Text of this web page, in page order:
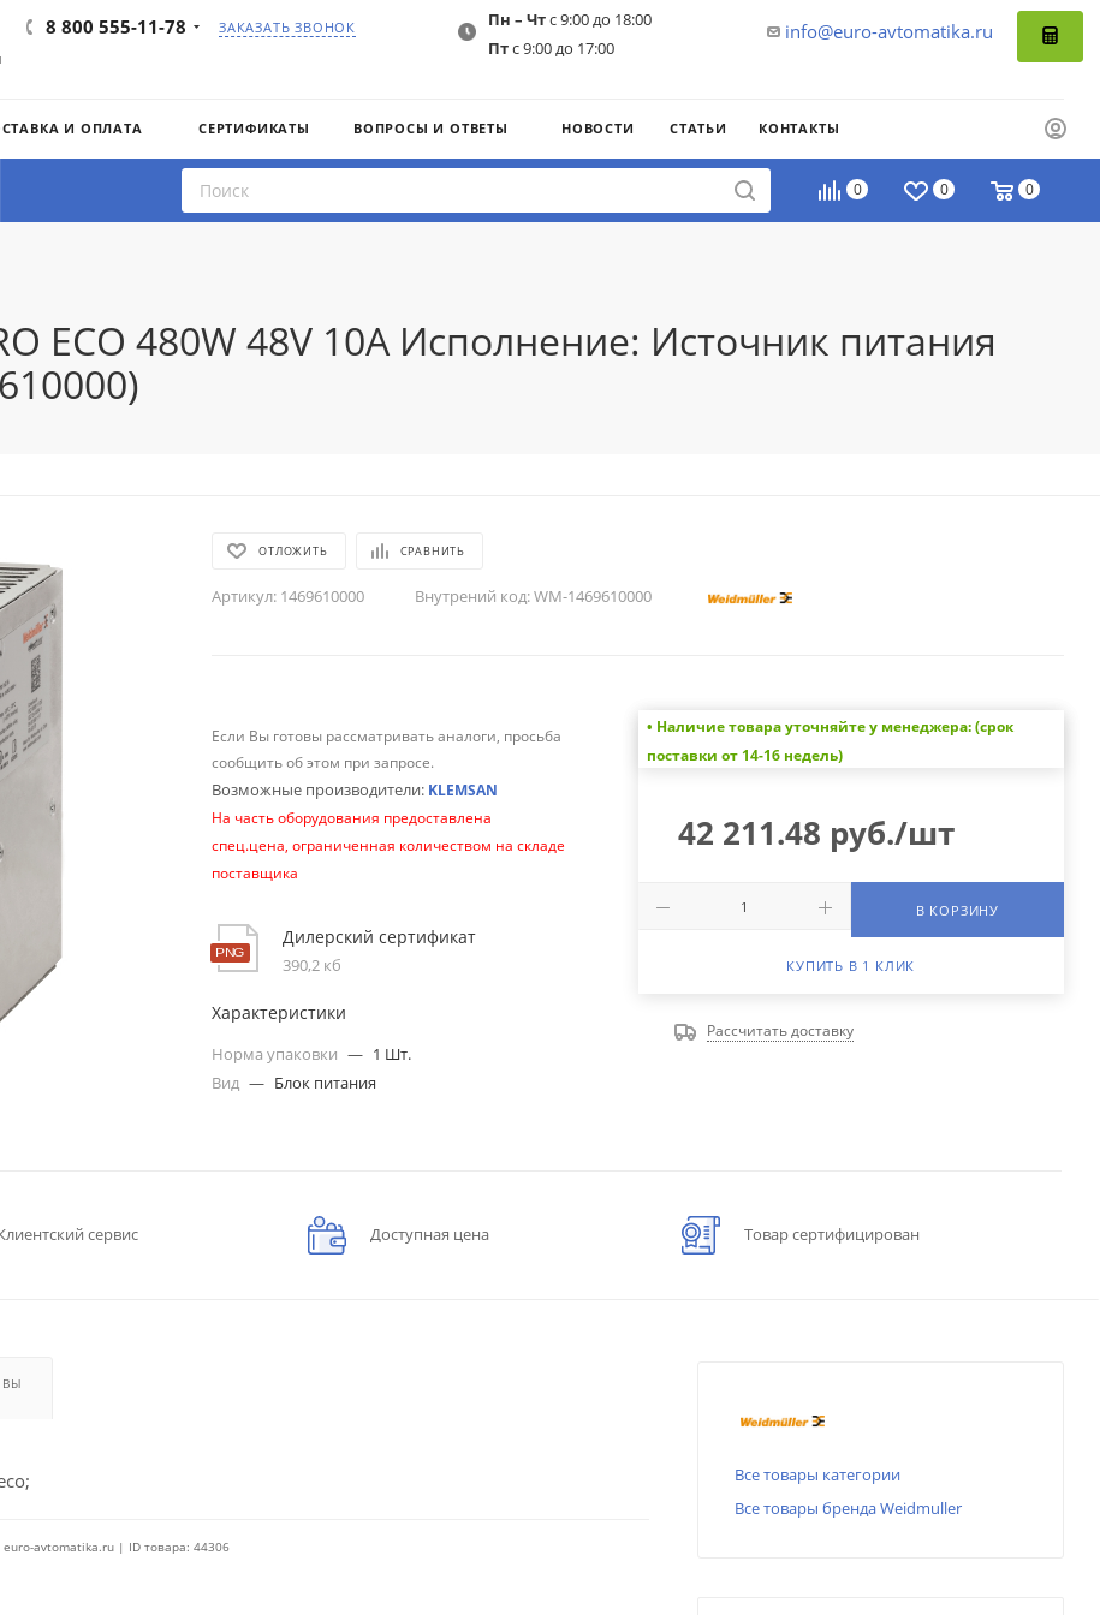
8 800 555-11-78 ЗАКАЗАТЬ ЗВОНОК info@euro-avtomatika.ru
Пн – Чтс 9:00 до 18:00
Птс 9:00 до 17:00
И ОПЛАТА СЕРТИФИКАТЫ ВОПРОСЫ И ОТВЕТЫ НОВОСТИ СТАТЬИ КОНТАКТЫ
0 0 0
ECO 480W 48V 10A Исполнение: Источник питания
ОТЛОЖИТЬ СРАВНИТЬ
Артикул: 1469610000 Внутрений код:WM-1469610000
Если Вы готовы рассматривать аналоги, просьба
сообщить об этом при запросе.
Возможные производители: KLEMSAN
На часть оборудования предоставлена
спец.цена, ограниченная количеством на складе
поставщика
Дилерский сертификат
390,2 кб
Характеристики
Норма упаковки — 1 Шт.
Вид — Блок питания
• Наличие товара уточняйте у менеджера: (срок
поставки от 14-16 недель)
42 211.48 руб./шт
В КОРЗИНУ
КУПИТЬ В 1 КЛИК
Рассчитать доставку
сервис Доступная цена Товар сертифицирован
euro-avtomatika.ru | ID товара: 44306
Все товары категории
Все товары бренда Weidmuller